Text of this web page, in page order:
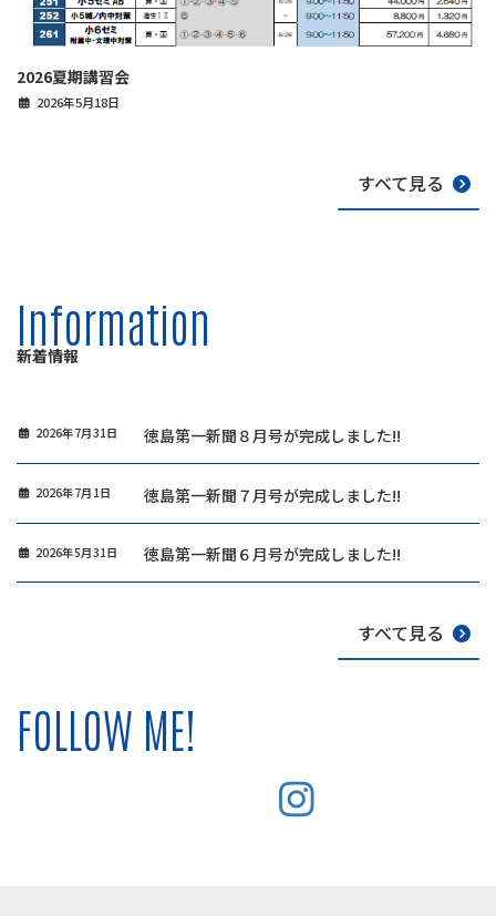
2026夏期講習会
2026年5月18日
すべて見る
新着情報
Information
2026年7月31日 徳島第一新聞８月号が完成しました!!
2026年7月1日 徳島第一新聞７月号が完成しました!!
2026年5月31日 徳島第一新聞６月号が完成しました!!
すべて見る
FOLLOW ME!